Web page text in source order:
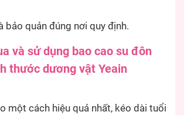
bảo quản đúng nơi quy định.
và sử dụng bao cao su đôn
thước dương vật Yeain
một cách hiệu quả nhất, kéo dài tuổi